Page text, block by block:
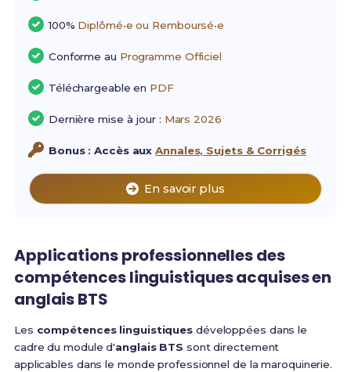
100% Diplômé•e ou Remboursé•e
Conforme au Programme Officiel
Téléchargeable en PDF
Dernière mise à jour : Mars 2026
Bonus : Accès auxAnnales, Sujets & Corrigés
En savoir plus
Applications professionnelles des
compétences linguistiquesacquises en
anglais BTS
Les compétences linguistiques développées dans le
cadre du module d'anglais BTS sont directement
applicables dans le monde professionnel de la maroquinerie.